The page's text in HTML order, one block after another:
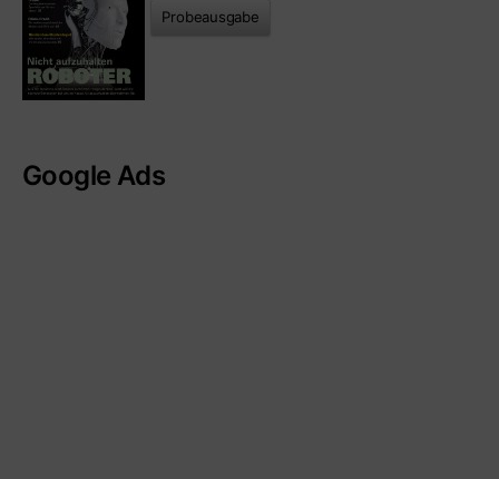
Probeausgabe
Google Ads